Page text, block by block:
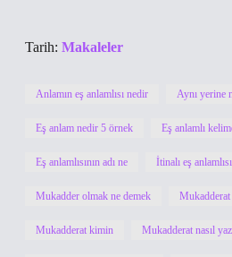
Tarih: Makaleler
Anlamın eş anlamlısı nedir Aynı yerine
Eş anlam nedir 5 örnek Eş anlamlı
Eş anlamlısının adı ne İtinalı eş
Mukadder olmak ne demek Mukadderat
Mukadderat kimin Mukadderat nasıl